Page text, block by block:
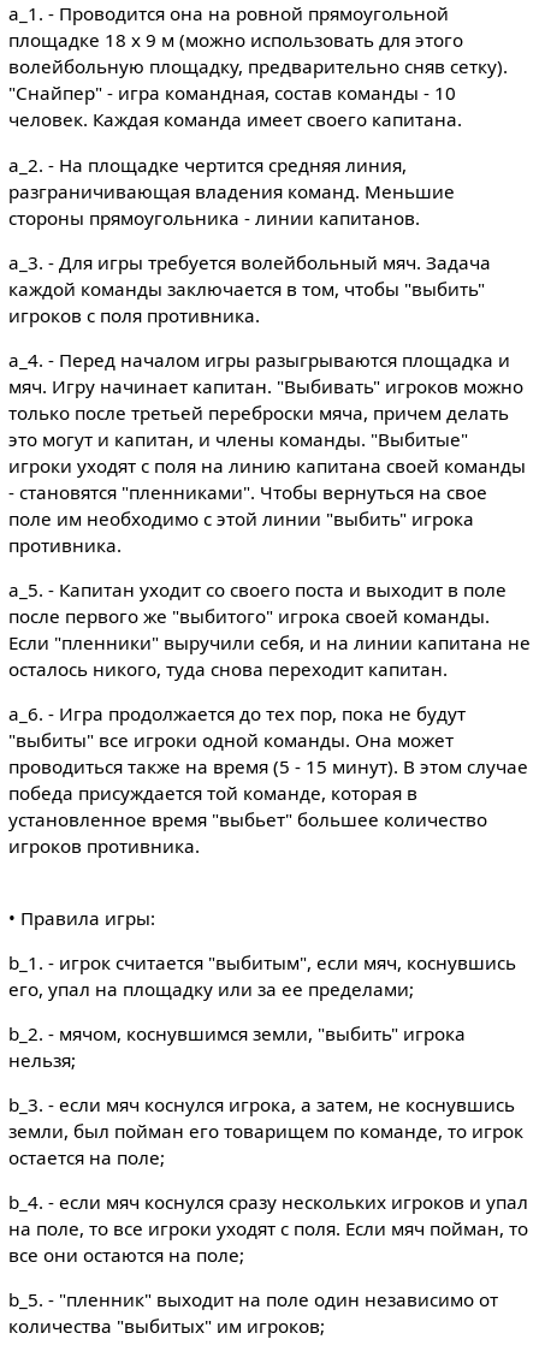
a_1. - Проводится она на ровной прямоугольной
площадке 18 х 9 м (можно использовать для этого
волейбольную площадку, предварительно сняв сетку).
"Снайпер" - игра командная, состав команды - 10
человек. Каждая команда имеет своего капитана.
a_2. - На площадке чертится средняя линия,
разграничивающая владения команд. Меньшие
стороны прямоугольника - линии капитанов.
a_3. - Для игры требуется волейбольный мяч. Задача
каждой команды заключается в том, чтобы "выбить"
игроков с поля противника.
a_4. - Перед началом игры разыгрываются площадка и
мяч. Игру начинает капитан. "Выбивать" игроков можно
только после третьей переброски мяча, причем делать
это могут и капитан, и члены команды. "Выбитые"
игроки уходят с поля на линию капитана своей команды
- становятся "пленниками". Чтобы вернуться на свое
поле им необходимо с этой линии "выбить" игрока
противника.
a_5. - Капитан уходит со своего поста и выходит в поле
после первого же "выбитого" игрока своей команды.
Если "пленники" выручили себя, и на линии капитана не
осталось никого, туда снова переходит капитан.
a_6. - Игра продолжается до тех пор, пока не будут
"выбиты" все игроки одной команды. Она может
проводиться также на время (5 - 15 минут). В этом случае
победа присуждается той команде, которая в
установленное время "выбьет" большее количество
игроков противника.
• Правила игры:
b_1. - игрок считается "выбитым", если мяч, коснувшись
его, упал на площадку или за ее пределами;
b_2. - мячом, коснувшимся земли, "выбить" игрока
нельзя;
b_3. - если мяч коснулся игрока, а затем, не коснувшись
земли, был пойман его товарищем по команде, то игрок
остается на поле;
b_4. - если мяч коснулся сразу нескольких игроков и упал
на поле, то все игроки уходят с поля. Если мяч пойман, то
все они остаются на поле;
b_5. - "пленник" выходит на поле один независимо от
количества "выбитых" им игроков;